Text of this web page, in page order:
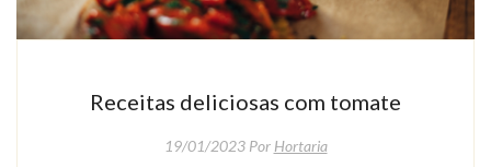
Receitas deliciosas com tomate
19/01/2023 Por Hortaria